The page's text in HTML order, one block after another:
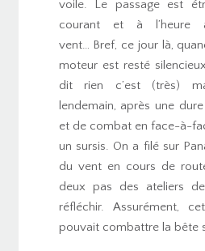
voile. Le passage est
courant et à l’heure
vent… Bref, ce jour là,
moteur est resté
dit rien c’est (très)
lendemain, après une
et de combat en face-à-
un sursis. On a filé sur
du vent en cours de
deux pas des ateliers
réfléchir. Assurément,
pouvait combattre la bête